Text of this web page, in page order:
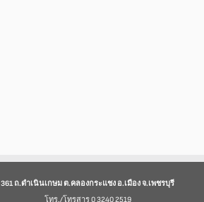
361 ถ.ดำเนินเกษม ต.คลองกระแชง อ.เมือง จ.เพชรบุรี
โทร./โทรสาร 0 3240 2519